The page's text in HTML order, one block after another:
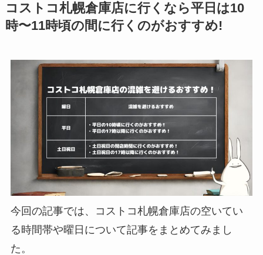
コストコ札幌倉庫店に行くなら平日は10
時〜11時頃の間に行くのがおすすめ!
今回の記事では、コストコ札幌倉庫店の空いてい
る時間帯や曜日について記事をまとめてみまし
た。